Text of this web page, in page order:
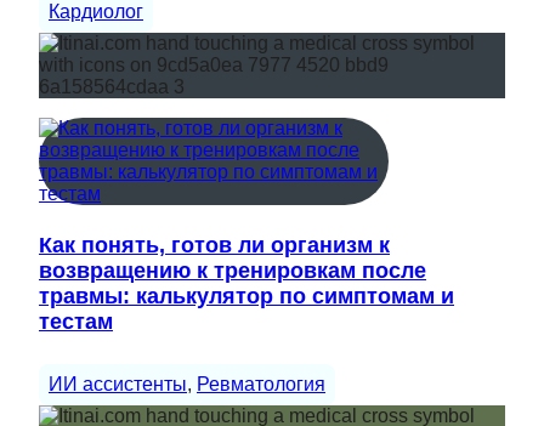
Кардиолог
Как понять, готов ли организм к
возвращению к тренировкам после
травмы: калькулятор по симптомам и
тестам
ИИ ассистенты, Ревматология